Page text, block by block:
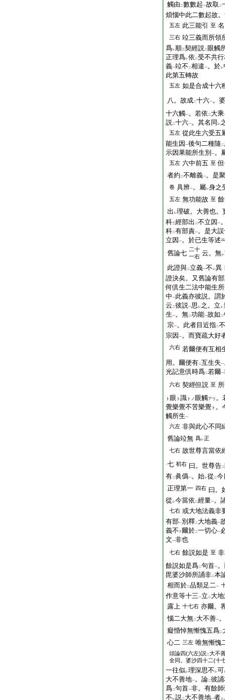
觸由 二數數起一故取 二
煩惱中此二數起故
五左 此三能引 至
三右 竝三義而所領
爲レ順三契經説二 眼觸
正理爲レ依 二受不共
義一竝不 二相違一。於レ
此第五轉故
五左 如是合成十
八。故成二十六一。
十六觸一。若依 二 大乘
説二十六一。其名同 レ
五左 從此生六受
能生因 一後句二種隨 二
示因果能所生別 一。
五左 六中前五 至
者約 二不離義一。是
卷 具辨一。屬レ身之
五左 無功能故 至
出 レ理破。大善也。
科三經部出 二不立因 一
科二有部責一。是大
立因 一。於已生等述
舊論七 二十
一右 云。無レ
此證與二 立義一不 レ異
證決矣。又舊論有
何倶生二法中能生
中一此義亦彼説。謂
云 二彼説一思 レ之。立 レ
生一。無二功能一故如 二
宗一。此者目近指二
宗因 一。而寶疏大好
六右 若爾便有互
用。爾便有二互生失一
光記意倶時爲二若爾一
六右 契經但説 至
ト 眼 ト 識 トノ 眼觸アリ 。
覺樂覺不苦樂覺 ト 。
觸所生一
六左 非與此心不
舊論竝無 爲レ正
七右 故世尊言當
七 初右 曰。世尊告二
有二 眞僞一。始レ從 二今
正理第一 四右 曰。
從 レ今當依 二經量一。
七右 或大地法義
有部一別釋二 大地義一
義不下爾於二一切心一
文一非也
七右 餘説如是 至
餘説如是爲二句首一
毘婆沙師所誦非二本
相而於二品類足二一
作意等十三一立 二 大
露上 十七右 亦爾。
惱二大無二 大不善一
癡惛悼無慚愧五爲二
心二 三左 唯無慚愧
頭論四(六左)説 二大不
全同。婆沙四十二(十
一往似レ理深思不 レ可
大不善地一。論二彼
爲二句首一非。有餘
不 レ説二 大不善地一者 上